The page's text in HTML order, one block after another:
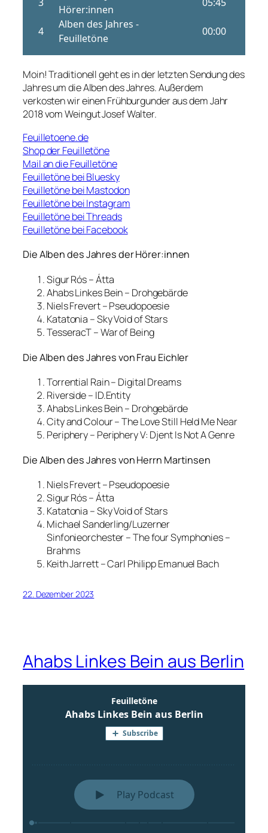
Moin! Traditionell geht es in der letzten Sendung des
Jahres um die Alben des Jahres. Außerdem
verkosten wir einen Frühburgunder aus dem Jahr
2018 vom Weingut Josef Walter.
Feuilletoene.de
Shop der Feuilletöne
Mail an die Feuilletöne
Feuilletöne bei Bluesky
Feuilletöne bei Mastodon
Feuilletöne bei Instagram
Feuilletöne bei Threads
Feuilletöne bei Facebook
Die Alben des Jahres der Hörer:innen
Sigur Rós – Átta
Ahabs Linkes Bein – Drohgebärde
Niels Frevert – Pseudopoesie
Katatonia – Sky Void of Stars
TesseracT – War of Being
Die Alben des Jahres von Frau Eichler
Torrential Rain – Digital Dreams
Riverside – ID.Entity
Ahabs Linkes Bein – Drohgebärde
City and Colour – The Love Still Held Me Near
Periphery – Periphery V: Djent Is Not A Genre
Die Alben des Jahres von Herrn Martinsen
Niels Frevert – Pseudopoesie
Sigur Rós – Átta
Katatonia – Sky Void of Stars
Michael Sanderling/Luzerner
Sinfonieorchester – The four Symphonies –
Brahms
Keith Jarrett – Carl Philipp Emanuel Bach
22. Dezember 2023
Ahabs Linkes Bein aus Berlin